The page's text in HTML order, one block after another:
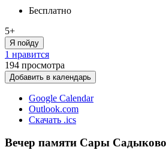
Бесплатно
5+
Я пойду
1 нравится
194 просмотра
Добавить в календарь
Google Calendar
Outlook.com
Скачать .ics
Вечер памяти Сары